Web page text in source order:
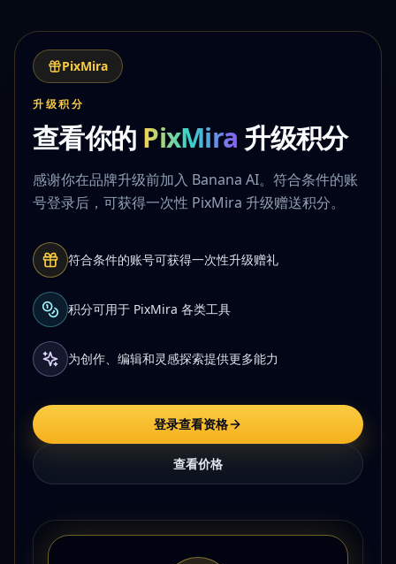
PixMira
升级积分
查看你的 PixMira 升级积分
感谢你在品牌升级前加入 Banana AI。符合条件的账
号登录后，可获得一次性 PixMira 升级赠送积分。
符合条件的账号可获得一次性升级赠礼
积分可用于 PixMira 各类工具
为创作、编辑和灵感探索提供更多能力
登录查看资格
查看价格